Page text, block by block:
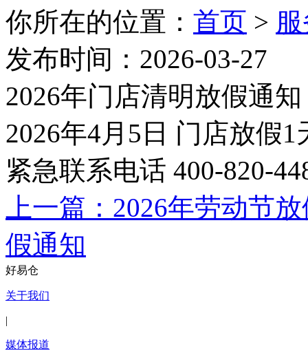
你所在的位置： 首页 >
发布时间：2026-03-27
2026年门店清明放假通知
2026年4月5日 门店放假
紧急联系电话 400-820-
上一篇：2026年劳动节
假通知
好易仓
关于我们
|
媒体报道